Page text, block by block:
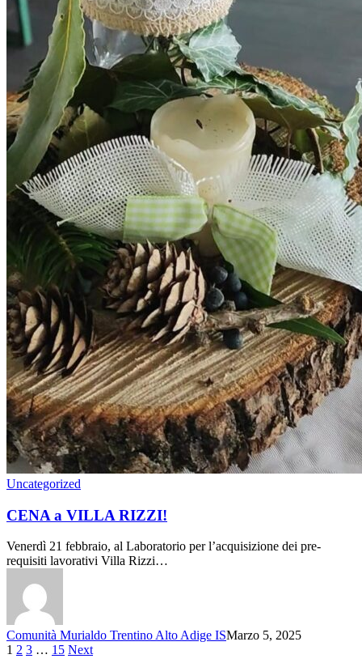
Uncategorized
CENA a VILLA RIZZI!
Venerdì 21 febbraio, al Laboratorio per l’acquisizione dei pre-
requisiti lavorativi Villa Rizzi…
Comunità Murialdo Trentino Alto Adige ISMarzo 5, 2025
1 2 3 … 15 Next